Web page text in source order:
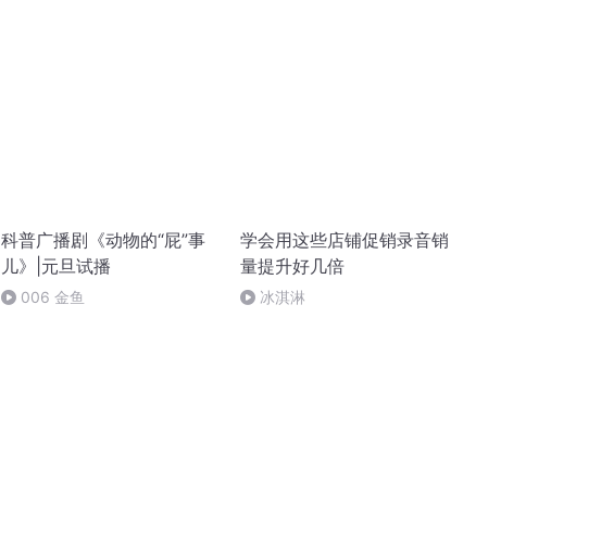
科普广播剧《动物的“屁”事
儿》|元旦试播
006 金鱼
学会用这些店铺促销录音销
量提升好几倍
冰淇淋